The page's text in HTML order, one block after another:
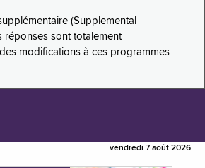
(Supplemental
réponses sont totalement
modifications à ces programmes
vendredi 7 août 2026